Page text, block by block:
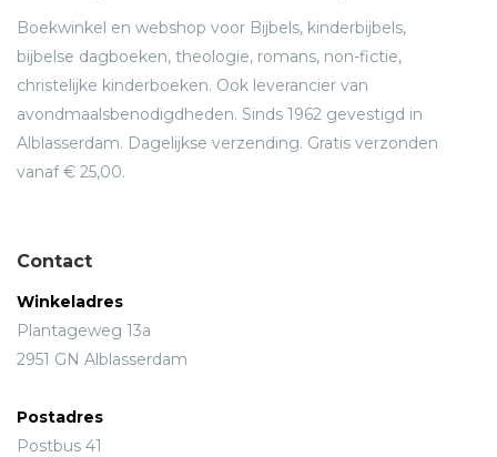
Boekwinkel en webshop voor Bijbels, kinderbijbels,
bijbelse dagboeken, theologie, romans, non-fictie,
christelijke kinderboeken. Ook leverancier van
avondmaalsbenodigdheden. Sinds 1962 gevestigd in
Alblasserdam. Dagelijkse verzending. Gratis verzonden
vanaf € 25,00.
Contact
Winkeladres
Plantageweg 13a
2951 GN Alblasserdam
Postadres
Postbus 41